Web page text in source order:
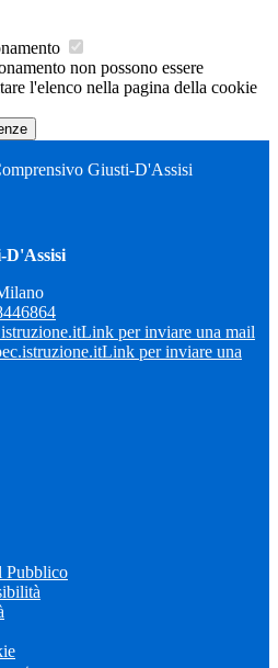
non possono essere
l'elenco nella pagina della cookie
Giusti-D'Assisi
D'Assisi
Link per inviare una mail
Link per inviare una
Pubblico